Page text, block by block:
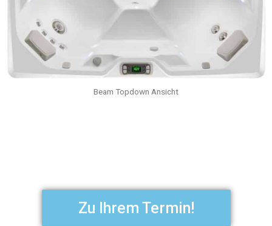
Beam Topdown Ansicht
Zu Ihrem Termin!